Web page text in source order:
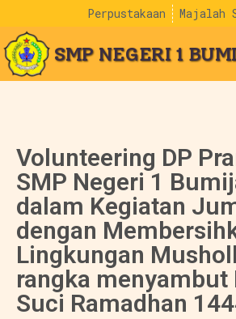
Perpustakaan Majalah
SMP NEGERI 1
Volunteering DP
SMP Negeri 1
dalam Kegiatan
dengan
Lingkungan
rangka menyambut
Suci Ramadhan